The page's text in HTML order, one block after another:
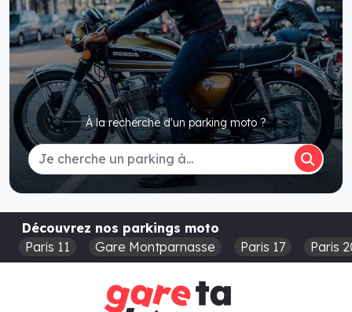
À la recherche d'un parking moto ?
Découvrez nos parkings moto
Paris 11
Gare Montparnasse Paris 17 Paris